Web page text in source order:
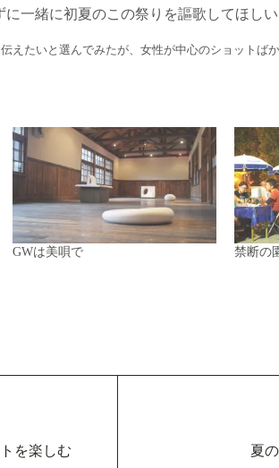
一緒に初夏のこの祭りを謳歌してほしい
えたいと選んでみたが、女性が中心のショットばか
GWは美唄で 禁断の
を楽しむ 夏